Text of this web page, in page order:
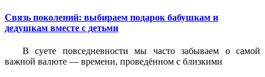
Связь поколений: выбираем подарок бабушкам и
дедушкам вместе с детьми
В суете повседневности мы часто забываем о самой
важной валюте — времени, проведённом с близкими